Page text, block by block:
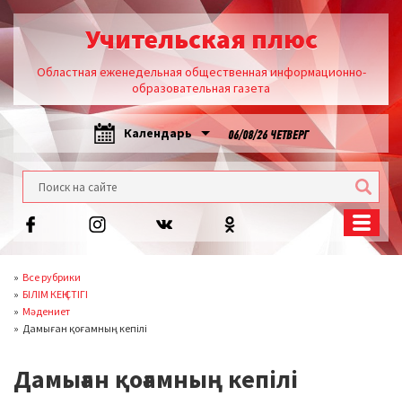
Учительская плюс
Областная еженедельная общественная информационно-
образовательная газета
Календарь 06/08/26 ЧЕТВЕРГ
Все рубрики
БІЛІМ КЕҢІСТІГІ
Мәдениет
Дамыған қоғамның кепілі
Дамыған қоғамның кепілі